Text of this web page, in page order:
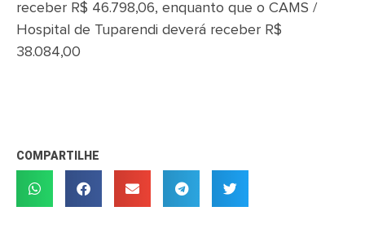
receber R$ 46.798,06, enquanto que o CAMS /
Hospital de Tuparendi deverá receber R$
38.084,00
COMPARTILHE